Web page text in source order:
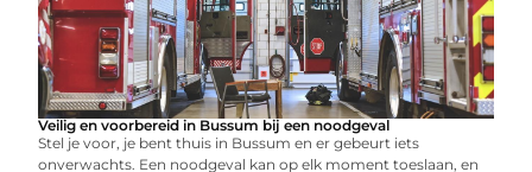
Veilig en voorbereid in Bussum bij een noodgeval
Stel je voor, je bent thuis in Bussum en er gebeurt iets
onverwachts. Een noodgeval kan op elk moment toeslaan, en